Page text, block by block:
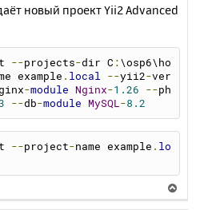
новый проект Yii2 Advanced
--projects-dir C : \osp6\ho
example . local --yii2-ver
-module Nginx-1.26 --ph
--db-module MySQL-8.2
--project-name example . lo
е